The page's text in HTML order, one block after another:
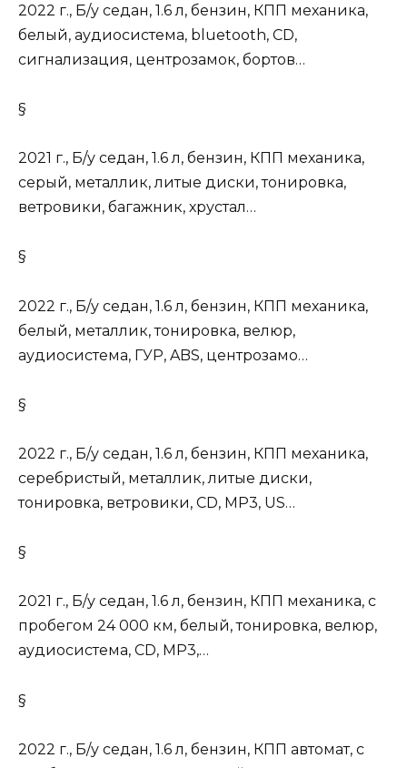
2022 г., Б/у седан, 1.6 л, бензин, КПП механика,
белый, аудиосистема, bluetooth, CD,
сигнализация, центрозамок, бортов…
§
2021 г., Б/у седан, 1.6 л, бензин, КПП механика,
серый, металлик, литые диски, тонировка,
ветровики, багажник, хрустал…
§
2022 г., Б/у седан, 1.6 л, бензин, КПП механика,
белый, металлик, тонировка, велюр,
аудиосистема, ГУР, ABS, центрозамо…
§
2022 г., Б/у седан, 1.6 л, бензин, КПП механика,
серебристый, металлик, литые диски,
тонировка, ветровики, CD, MP3, US…
§
2021 г., Б/у седан, 1.6 л, бензин, КПП механика, с
пробегом 24 000 км, белый, тонировка, велюр,
аудиосистема, CD, MP3,…
§
2022 г., Б/у седан, 1.6 л, бензин, КПП автомат, с